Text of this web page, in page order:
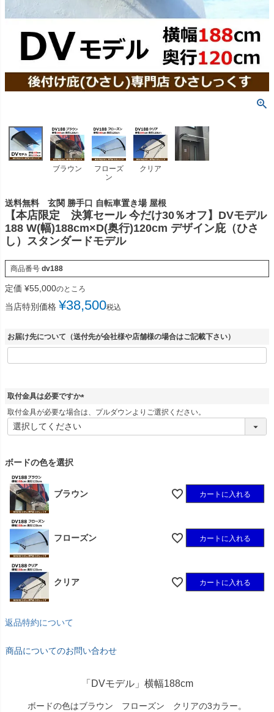
ブラウン
フローズ
ン
クリア
送料無料 玄関 勝手口 自転車置き場 屋根
【本店限定 決算セール 今だけ30％オフ】DVモデル
188 W(幅)188cm×D(奥行)120cm デザイン庇（ひさ
し）スタンダードモデル
商品番号 dv188
定価 ¥55,000のところ
当店特別価格 ¥38,500税込
お届け先について（送付先が会社様や店舗様の場合はご記載下さい）
取付金具は必要ですか
(
必
取付金具が必要な場合は、プルダウンよりご選択ください。
ボードの色を選択
ブラウン カートに入れる
フローズン カートに入れる
クリア カートに入れる
返品特約について
商品についてのお問い合わせ
「DVモデル」横幅188cm
ボードの色はブラウン フローズン クリアの3カラー。